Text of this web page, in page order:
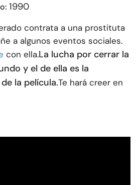
1990
contrata a una prostituta
a algunos eventos sociales.
con ella.La lucha por cerrar la
y el de ella es la
la película.Te hará creer en